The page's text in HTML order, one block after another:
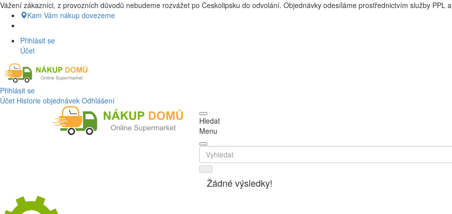
Nákup Potraviny domů, Nákup potraviny online, Čerstvé potraviny dovezeme až k vašim dveřím. Česká lípa
Vážení zákazníci, z provozních důvodů nebudeme rozvážet po Českolipsku do odvolání. Objednávky odesíláme prostřednictvím služby PPL
Kam Vám nákup dovezeme
Přihlásit se
Účet
Přihlásit se
Účet Historie objednávek Odhlášení
Hledat
Menu
Žádné výsledky!